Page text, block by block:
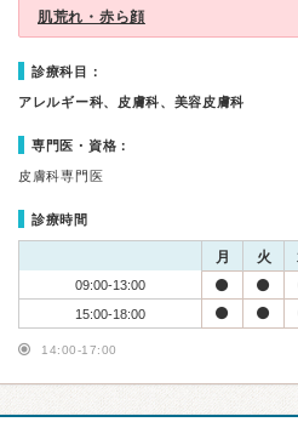
肌荒れ・赤ら顔
診療科目：
アレルギー科、皮膚科、美容皮膚科
専門医・資格：
皮膚科専門医
診療時間
月 火
09:00-13:00
15:00-18:00
14:00-17:00